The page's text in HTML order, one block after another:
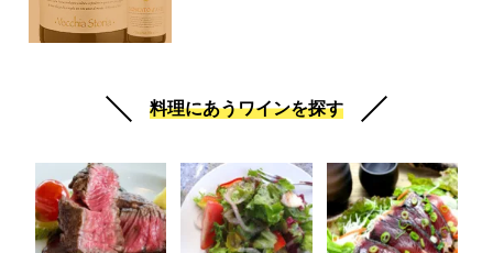
料理にあうワインを探す